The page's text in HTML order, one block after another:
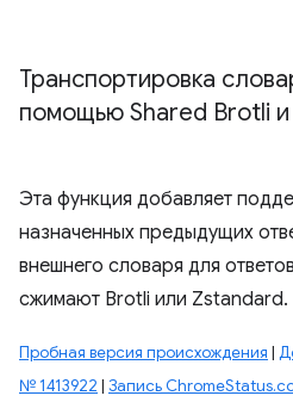
Транспортировка
помощью Shared Brotli
Эта функция добавляет
назначенных предыдущих
внешнего словаря для
сжимают Brotli или Zstandard.
Пробная версия происхождения |
№ 1413922 | Запись